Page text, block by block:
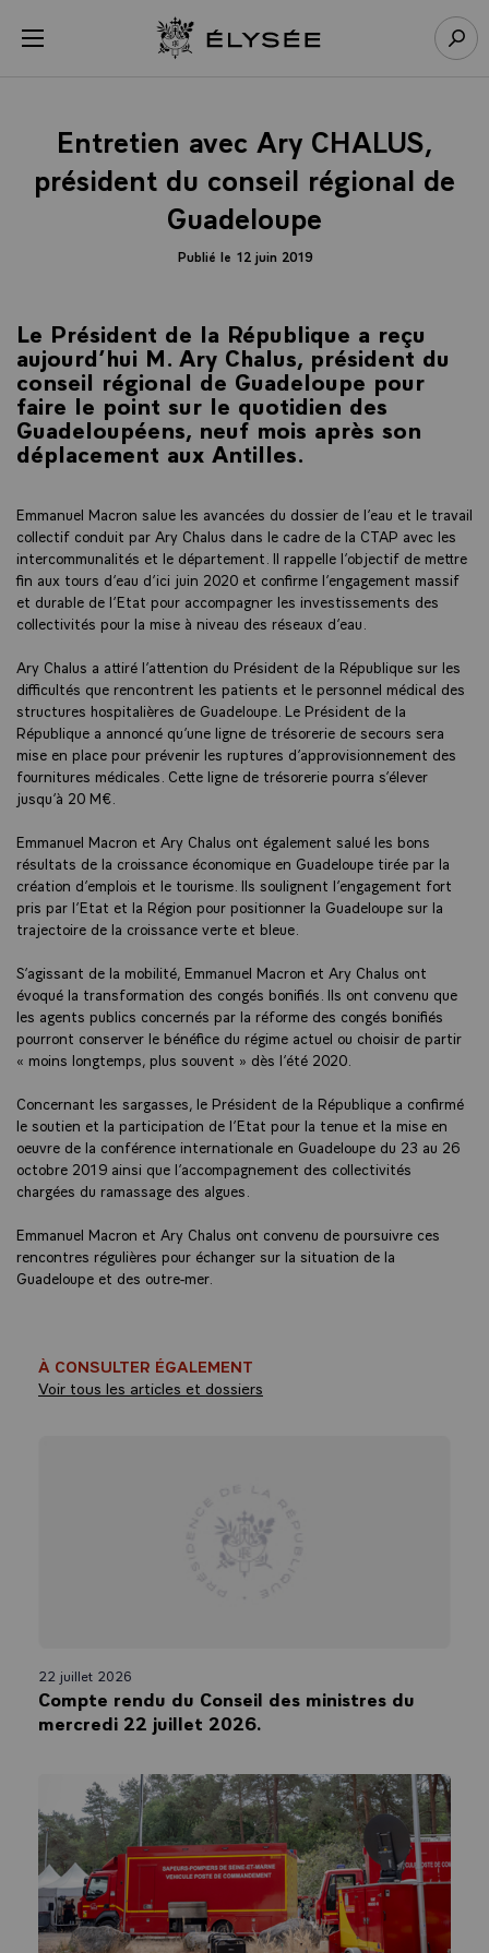
menu Retour à l’accueil Élysée
Entretien avec Ary CHALUS,
président du conseil régional de
Guadeloupe
Publié le 12 juin 2019
Le Président de la République a reçu
aujourd’hui M. Ary Chalus, président du
conseil régional de Guadeloupe pour
faire le point sur le quotidien des
Guadeloupéens, neuf mois après son
déplacement aux Antilles.
Emmanuel Macron salue les avancées du dossier de l’eau et le travail
collectif conduit par Ary Chalus dans le cadre de la CTAP avec les
intercommunalités et le département. Il rappelle l’objectif de mettre
fin aux tours d’eau d’ici juin 2020 et confirme l’engagement massif
et durable de l’Etat pour accompagner les investissements des
collectivités pour la mise à niveau des réseaux d’eau.
Ary Chalus a attiré l’attention du Président de la République sur les
difficultés que rencontrent les patients et le personnel médical des
structures hospitalières de Guadeloupe. Le Président de la
République a annoncé qu’une ligne de trésorerie de secours sera
mise en place pour prévenir les ruptures d’approvisionnement des
fournitures médicales. Cette ligne de trésorerie pourra s’élever
jusqu’à 20 M€.
Emmanuel Macron et Ary Chalus ont également salué les bons
résultats de la croissance économique en Guadeloupe tirée par la
création d’emplois et le tourisme. Ils soulignent l’engagement fort
pris par l’Etat et la Région pour positionner la Guadeloupe sur la
trajectoire de la croissance verte et bleue.
S’agissant de la mobilité, Emmanuel Macron et Ary Chalus ont
évoqué la transformation des congés bonifiés. Ils ont convenu que
les agents publics concernés par la réforme des congés bonifiés
pourront conserver le bénéfice du régime actuel ou choisir de partir
« moins longtemps, plus souvent » dès l’été 2020.
Concernant les sargasses, le Président de la République a confirmé
le soutien et la participation de l’Etat pour la tenue et la mise en
oeuvre de la conférence internationale en Guadeloupe du 23 au 26
octobre 2019 ainsi que l’accompagnement des collectivités
chargées du ramassage des algues.
Emmanuel Macron et Ary Chalus ont convenu de poursuivre ces
rencontres régulières pour échanger sur la situation de la
Guadeloupe et des outre-mer.
À CONSULTER ÉGALEMENT
Voir tous les articles et dossiers
22 juillet 2026
Compte rendu du Conseil des ministres du
mercredi 22 juillet 2026.
Panneau de gestion des cookies